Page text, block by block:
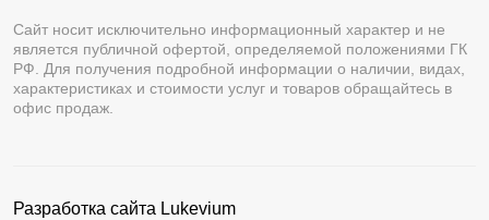
Сайт носит исключительно информационный характер и не
является публичной офертой, определяемой положениями ГК
РФ. Для получения подробной информации о наличии, видах,
характеристиках и стоимости услуг и товаров обращайтесь в
офис продаж.
Разработка сайта Lukevium